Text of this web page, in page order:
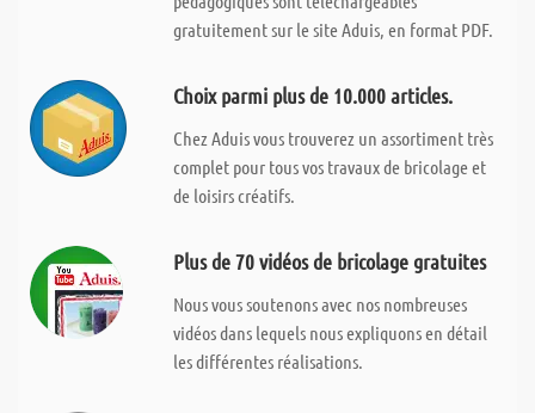
gratuitement sur le site Aduis, en format PDF.
Choix parmi plus de 10.000 articles.
Chez Aduis vous trouverez un assortiment très
complet pour tous vos travaux de bricolage et
de loisirs créatifs.
Plus de 70 vidéos de bricolage gratuites
Nous vous soutenons avec nos nombreuses
vidéos dans lequels nous expliquons en détail
les différentes réalisations.